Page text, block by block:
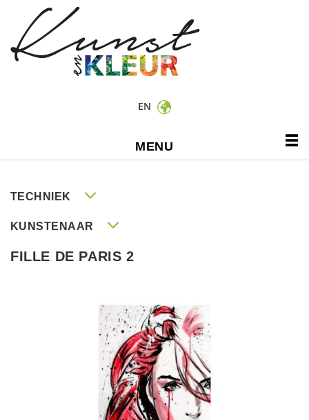
EN
MENU
TECHNIEK
KUNSTENAAR
FILLE DE PARIS 2